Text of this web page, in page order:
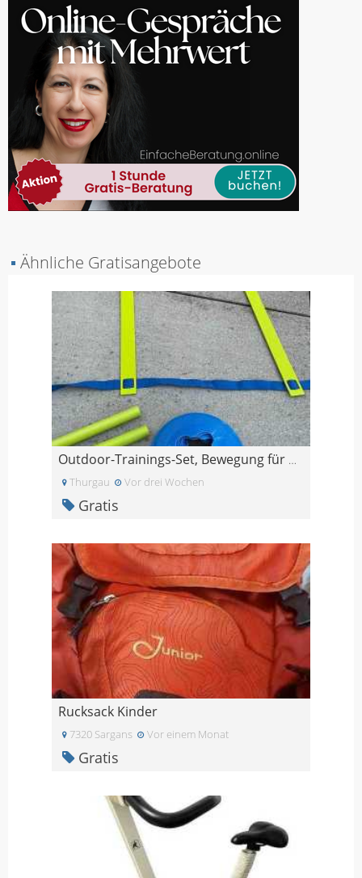
▪ Ähnliche Gratisangebote
Outdoor-Trainings-Set, Bewegung für Kinder im Gart
Thurgau Vor drei Wochen
Gratis
Rucksack Kinder
7320 Sargans Vor einem Monat
Gratis